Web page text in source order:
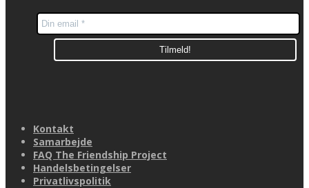
Kontakt
Samarbejde
FAQ The Friendship Project
Handelsbetingelser
Privatlivspolitik